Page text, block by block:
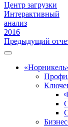
Центр загрузки
Интерактивный
анализ
2016
Предыдущий